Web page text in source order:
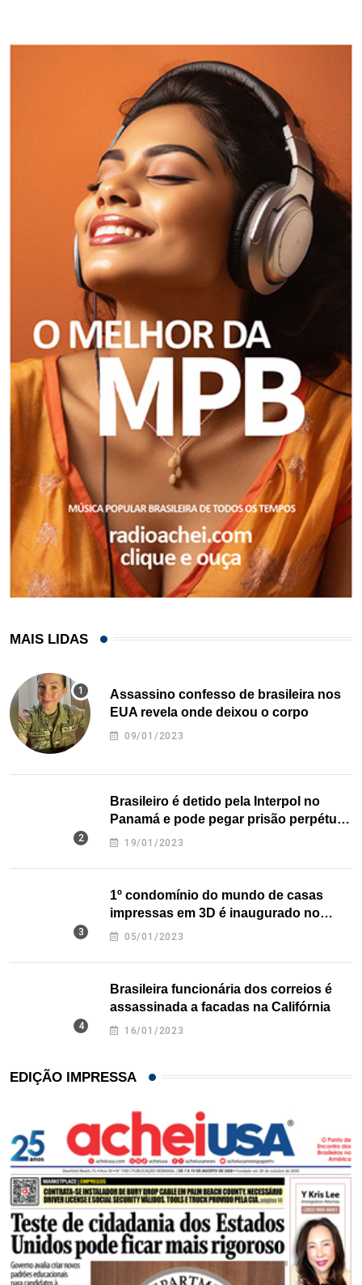
MAIS LIDAS
Assassino confesso de brasileira nos
EUA revela onde deixou o corpo
09/01/2023
Brasileiro é detido pela Interpol no
Panamá e pode pegar prisão perpétua
nos EUA
19/01/2023
1º condomínio do mundo de casas
impressas em 3D é inaugurado no
Texas
05/01/2023
Brasileira funcionária dos correios é
assassinada a facadas na Califórnia
16/01/2023
EDIÇÃO IMPRESSA